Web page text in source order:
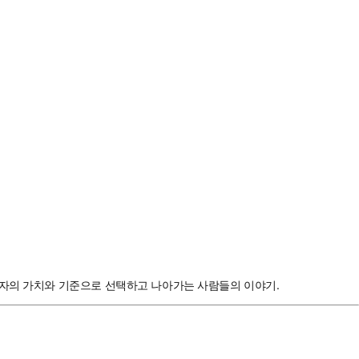
의 가치와 기준으로 선택하고 나아가는 사람들의 이야기.